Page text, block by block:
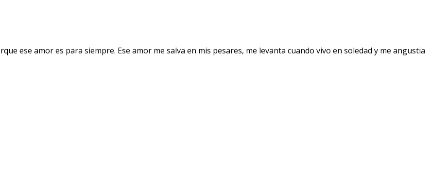
ese amor es para siempre. Ese amor me salva en mis pesares, me levanta cuando vivo en soledad y me angustia